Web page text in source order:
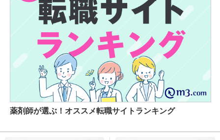
薬剤師が選ぶ！オススメ転職サイトランキング